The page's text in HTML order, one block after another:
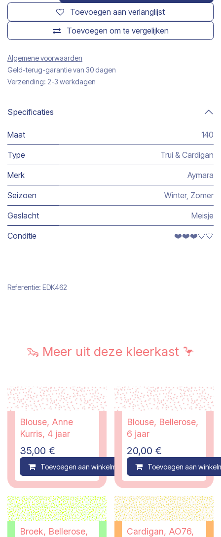
Toevoegen om te vergelijken
Toevoegen aan verlanglijst
Algemene voorwaarden
Geld-terug-garantie van 30 dagen
Verzending: 2-3 werkdagen
Specificaties
Maat 140
Type Trui & Cardigan
Merk Aymara
Seizoen Winter, Zomer
Geslacht Meisje
Conditie ❤️❤️❤️🤍🤍
Referentie: EDK462
🦦 Meer uit deze kleerkast 🦩
Blouse, Anne
Kurris, 4 jaar
35,00 €
Toevoegen aan winkelmandje Compare
Blouse, Bellerose,
6 jaar
20,00 €
Toevoegen aan
Broek, Bellerose,
Cardigan, AO76,